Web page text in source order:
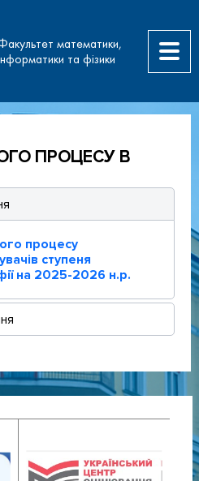
математики,
та фізики
ПРОЦЕСУ В
процесу
ступеня
на 2025-2026 н.р.